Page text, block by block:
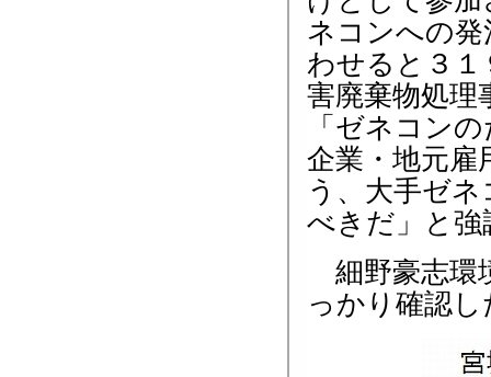
ネコンへの発
わせると３１
害廃棄物処理
「ゼネコン
企業・地元雇
う、大手ゼ
べきだ」と
細野豪志環
っかり確認